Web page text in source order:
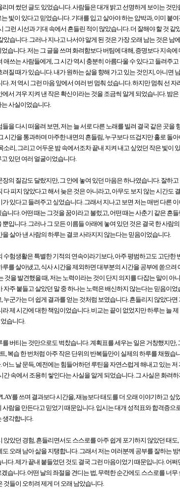
리며 썼던 글도 있었습니다. 사람들은 대개 밝고 선명하게 보이는 것
빛이 있다고 믿었습니다. 기대를 입고 살아야 하는 압박과, 이미 붙
그런 시선과 기대 속에서 흔들린 적이 많았습니다. 더 잘해야 할 것
았습니다. 그러나 지나고 나서야 알게 된 것은 가장 오래 남는 것은 남
습니다. 저는 그 글을 쓰며 화려함보다 버팀에 대해, 증명보다 지속
애쓰는 사람들에게, 그 시간 역시 충분히 아름다울 수 있다고 들려주
려질 때가 있습니다. 내가 원하는 삶을 향해 가고 있는 것인지, 아니면
다. 저 역시 그런 마음 앞에서 여러 번 멈춰 섰습니다. 하지만 멈춰 선
에서 겨우 지켜 낸 작은 확신이라는 것을 조금씩 알게 되었습니다. 밤
사실이었습니다.
들을 다시 떠올려 보면, 저는 늘 서로 다른 노래를 빌려 결국 같은 곳을
시간을 통과하며 마주한 내면의 흔들림, 누구보다 뜨겁지만 홀로 돌
소리, 그리고 어두운 밤 속에서조차 끝내 지켜 내고 싶었던 작은 빛이
있던 여러 얼굴이었습니다.
장의 질감도 달랐지만, 그 안에 놓여 있던 마음은 하나였습니다. 잘하
다 피지 않았다고 해서 늦은 것은 아니라고, 아무도 보지 않는 시간도
가 있다고 들려주고 싶었습니다. 그래서 지나고 보면 저는 매번 다른
니다. 어떤 때는 그것을 꿈이라고 불렀고, 어떤 때는 사춘기 같은 흔
뿐입니다. 그러나 그 모든 이름들 아래에 놓여 있던 것은 결국 한 사람
을 살아 낸 사람의 하루는 결코 사라지지 않는다는 믿음이었습니다.
수험생활은 특별한 기적의 연속이라기보다, 아주 평범하고도 고단한
루를 살아냈고, 식사 시간을 제외하면 대부분의 시간을 공부에 쏟으
것을 발견했을 때, 저는 노력이라는 것이 단지 의지를 다잡는 말이
자주 붙들고 살았던 말 중 하나는 노력은 배신하지 않는다는 믿음이
누군가는 더 쉽게 결과를 얻는 것처럼 보였습니다. 흔들리지 않았다
라 제 시간에 대한 책임이었습니다. 비교는 끝이 없었지만 하루는 늘
습니다.
를 버티는 것만으로도 벅찼습니다. 계획표를 세우는 일은 거창했지만
, 복습 한 번처럼 아주 작은 단위의 반복들만이 실제의 하루를 채웠
어느 날 문득, 예전에는 힘들어하던 루틴을 자연스럽게 해내고 있는
간 속에서 조용히 쌓인다는 사실을 알게 되었습니다. 그 사실은 화려
를 쓰며 결과보다 시간을, 재능보다 태도를 더 오래 이야기하고
사람을 만든다고 믿었기 때문입니다. 입시는 대개 성적표와 합격증으
생각합니다.
앉았던 경험, 흔들리면서도 스스로를 아주 쉽게 포기하지 않았던 태
오래 남아 삶을 지탱합니다. 그래서 저는 여러분께 공부를 잘하는
다. 제가 끝내 붙들었던 것도 결국 그런 마음이었기 때문입니다. 어
습니다. 어떤 날의 좌절을 견디는 법, 무력한 순간에도 스스로를 너
것들이 오히려 제게 더 오래 남았습니다.